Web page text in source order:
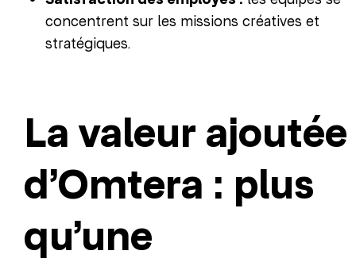
concentrent sur les missions créatives et
stratégiques.
La valeur ajoutée
d’Omtera : plus
qu’une